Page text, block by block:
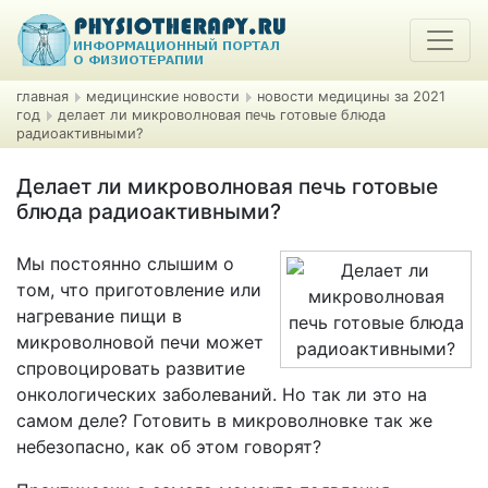
главная медицинские новости
новости медицины за 2021
год
делает ли микроволновая печь готовые блюда
радиоактивными?
Делает ли микроволновая печь готовые
блюда радиоактивными?
Мы постоянно слышим о
том, что приготовление или
нагревание пищи в
микроволновой печи может
спровоцировать развитие
онкологических заболеваний. Но так ли это на
самом деле? Готовить в микроволновке так же
небезопасно, как об этом говорят?